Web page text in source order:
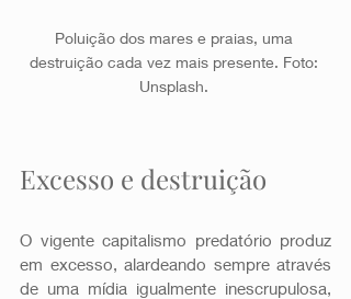
Poluição dos mares e praias, uma
destruição cada vez mais presente. Foto:
Unsplash.
Excesso e destruição
O vigente capitalismo predatório produz
em excesso, alardeando sempre através
de uma mídia igualmente inescrupulosa,